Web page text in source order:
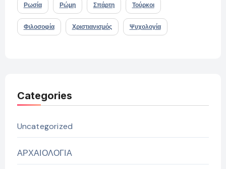
Ρωσία Ρώμη Σπάρτη Τούρκοι
Φιλοσοφία Χριστιανισμός Ψυχολογία
Categories
Uncategorized
ΑΡΧΑΙΟΛΟΓΙΑ